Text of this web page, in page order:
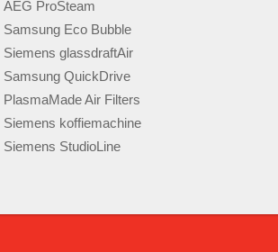
AEG ProSteam
Samsung Eco Bubble
Siemens glassdraftAir
Samsung QuickDrive
PlasmaMade Air Filters
Siemens koffiemachine
Siemens StudioLine